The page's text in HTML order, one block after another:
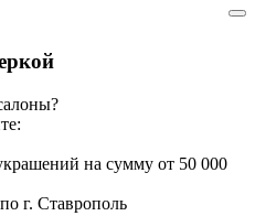
на сумму от 50 000
г. Ставрополь